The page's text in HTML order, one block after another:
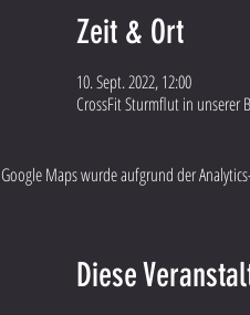
Zeit & Ort
10. Sept. 2022, 12:00
CrossFit Sturmflut in unserer
Google Maps wurde aufgrund der
Diese